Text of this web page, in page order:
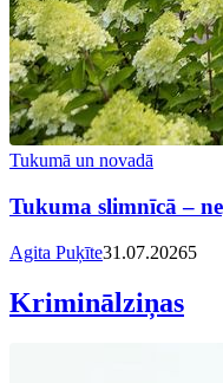
Tukumā un novadā
Tukuma slimnīcā –
Agita Puķīte31.07.20265
Kriminālziņas